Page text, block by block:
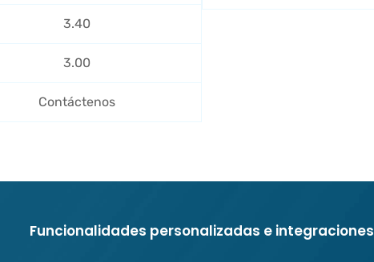
3.40
3.00
Contáctenos
Funcionalidades personalizadas e integraciones